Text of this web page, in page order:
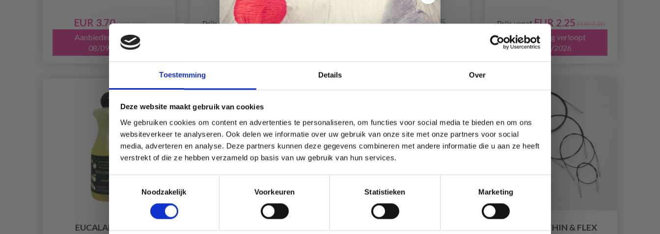
Toestemming Details Over
Deze website maakt gebruik van cookies
We gebruiken cookies om content en advertenties te personaliseren, om functies voor social media te bieden en om ons
websiteverkeer te analyseren. Ook delen we informatie over uw gebruik van onze site met onze partners voor social
media, adverteren en analyse. Deze partners kunnen deze gegevens combineren met andere informatie die u aan ze heeft
verstrekt of die ze hebben verzameld op basis van uw gebruik van hun services.
Toestemmingsselectie
Noodzakelijk
Voorkeuren Statistieken Marketing
EUR 3.70EUR 4.60
Aanbieding verloopt
08/09/2026
Prijs vanafEUR 0.95EUR 1.60 Prijs vanafEUR 10.25 Prijs vanafEUR 2.25 EUR 3.20
Aanbieding verloopt
31/08/2026
EUCALAN 500ML
40% korting 30% korting 20% korting
KNITPRO THIN & FLEX
Économisez jusqu'à 50 %
offres limitées en vous inscrivant à notre
newsletter gratuite !
Oui, inscrivez-moi !